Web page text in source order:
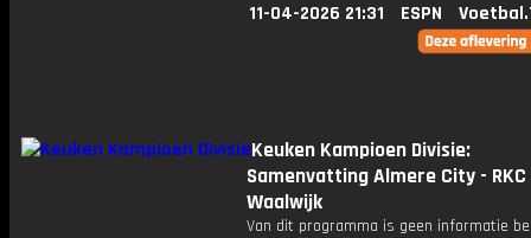
11-04-2026 21:31 ESPN
Keuken Kampioen Divisie:
Samenvatting Almere City - RKC
Waalwijk
Van dit programma is geen informatie